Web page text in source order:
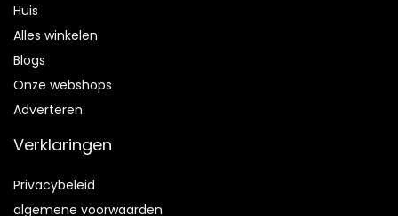
Huis
Alles winkelen
Blogs
Onze webshops
Adverteren
Verklaringen
Privacybeleid
algemene voorwaarden